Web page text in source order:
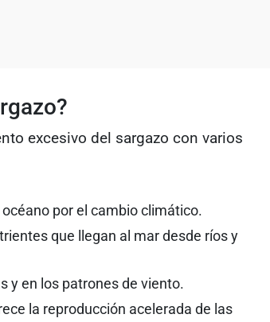
excesivo del sargazo con varios
por el cambio climático.
que llegan al mar desde ríos y
y en los patrones de viento.
la reproducción acelerada de las